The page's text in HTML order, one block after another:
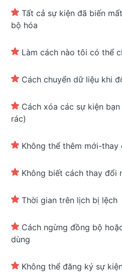
Tất cả sự kiện đã biến
bộ hóa
Làm cách nào tôi có thể
Cách chuyển dữ liệu khi
Cách xóa các sự kiện
rác)
Không thể thêm mới-thay
Không biết cách thay đổi
Thời gian trên lịch bị lệch
Cách ngừng đồng bộ
dùng
Không thể đăng ký sự